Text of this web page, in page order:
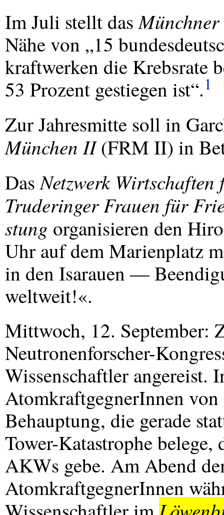
Im Juli stellt das
Nähe von „15
kraftwerken die Krebsrate
53 Prozent gestiegen ist“.1
Zur Jahresmitte soll in
München II(FRM II) in
DasNetzwerk Wirtschaften
Truderinger Frauen für
stung organisieren den
Uhr auf dem Marienplatz
in den Isarauen —
weltweit!«.
Mittwoch, 12. September:
Neutronenforscher-
Wissenschaftler angereist.
AtomkraftgegnerInnen
Behauptung, die gerade
Tower-Katastrophe belege,
AKWs gebe. Am Abend
AtomkraftgegnerInnen